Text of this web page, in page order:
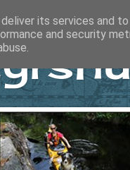
its services and
and security